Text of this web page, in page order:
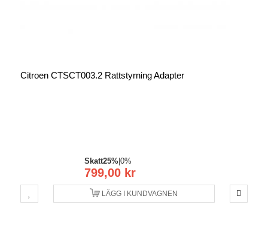
Citroen CTSCT003.2 Rattstyrning Adapter
799,00 kr
Skatt25%| 0%
LÄGG I KUNDVAGNEN